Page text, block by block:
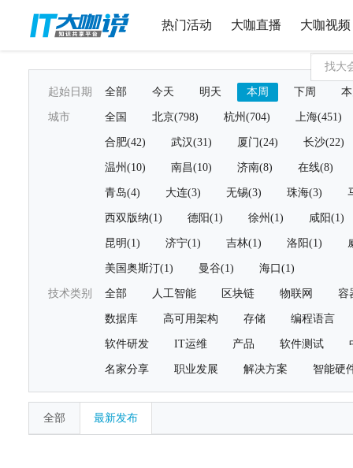
热门活动 大咖直播 大咖视频
起始日期 全部 今天 明天 本周 下周
城市 全国 北京(798) 杭州(704) 上海(451)
合肥(42) 武汉(31) 厦门(24) 长沙(22)
温州(10) 南昌(10) 济南(8) 在线(8)
青岛(4) 大连(3) 无锡(3) 珠海(3)
西双版纳(1) 德阳(1) 徐州(1) 咸阳(1)
昆明(1) 济宁(1) 吉林(1) 洛阳(1)
美国奥斯汀(1) 曼谷(1) 海口(1)
技术类别 全部 人工智能 区块链 物联网 容
数据库 高可用架构 存储 编程语言
软件研发 IT运维 产品 软件测试
名家分享 职业发展 解决方案 智能硬
全部 最新发布